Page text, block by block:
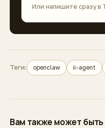
Или напишите сразу в
Теги: openclaw ii-agent
Вам также может